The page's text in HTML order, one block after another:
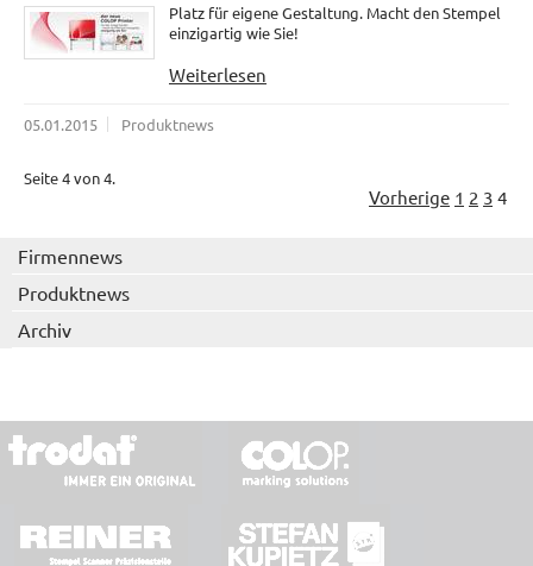
Platz für eigene Gestaltung. Macht den Stempel
einzigartig wie Sie!
Weiterlesen
05.01.2015 Produktnews
Seite 4 von 4.
Vorherige 1 2 3 4
Firmennews
Produktnews
Archiv